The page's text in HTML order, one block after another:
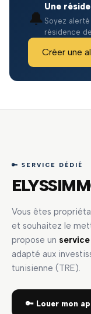
🔔
Une
Soyez
résidence
Créer une
🔑 SERVICE DÉDIÉ
Vous êtes
et souhaitez le
propose un
adapté aux
tunisienne (TRE).
🔑 Louer mon